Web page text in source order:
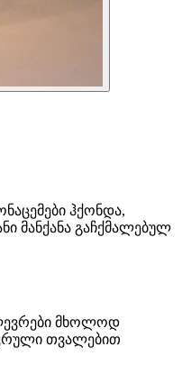
ჰქონდა,
მანქანა გაჩქმალებულ
მხოლოდ
თვალებით